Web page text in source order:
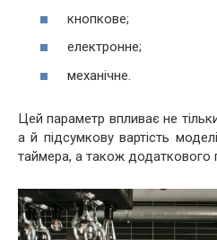
кнопкове;
електронне;
механічне.
Цей параметр впливає не
а й підсумкову вартість
таймера, а також додаткового